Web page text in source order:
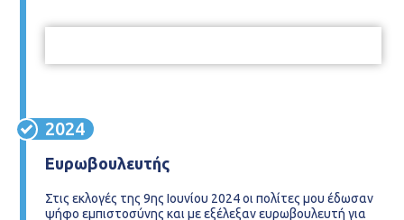
2024
Ευρωβουλευτής
Στις εκλογές της 9ης Ιουνίου 2024 οι πολίτες μου έδωσαν
ψήφο εμπιστοσύνης και με εξέλεξαν ευρωβουλευτή για